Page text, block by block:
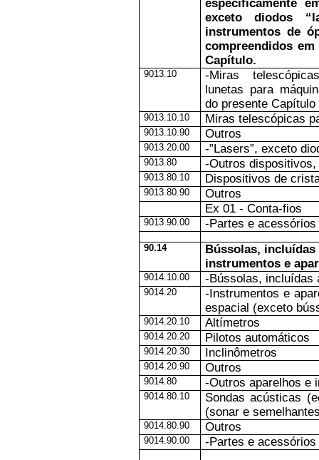
especificamente
exceto diodos
instrumentos de
compreendidos
Capítulo.
9013.10
-Miras
lunetas para
do presente
9013.10.10 Miras telescópicas
9013.10.90 Outros
9013.20.00 -”Lasers”, exceto
9013.80 -Outros
9013.80.10 Dispositivos de
9013.80.90
Outros
Ex 01 - Conta-fios
9013.90.00 -Partes e acessórios
90.14
Bússolas,
instrumentos e
9014.10.00 -Bússolas, incluídas
9014.20
-Instrumentos e
espacial (exceto
9014.20.10 Altímetros
9014.20.20 Pilotos automáticos
9014.20.30 Inclinômetros
9014.20.90 Outros
9014.80 -Outros aparelhos e
9014.80.10
Sondas acústicas
(sonar e
9014.80.90 Outros
9014.90.00 -Partes e acessórios